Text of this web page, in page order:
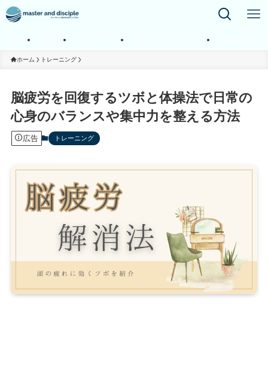
ホーム ブログ プロフィール プライバシーポリシー
ホーム トレーニング
脳疲労を回復するツボと体操法で日常の
心身のバランスや集中力を整える方法
広告 トレーニング